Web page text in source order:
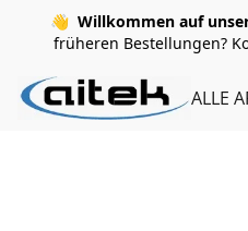
👋 Willkommen auf
früheren Bestellungen?
ALLE